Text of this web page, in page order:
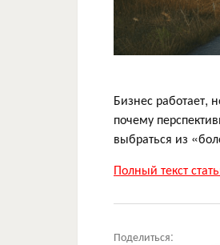
Бизнес работает,
почему
выбраться из
Полный текст
Поделиться: